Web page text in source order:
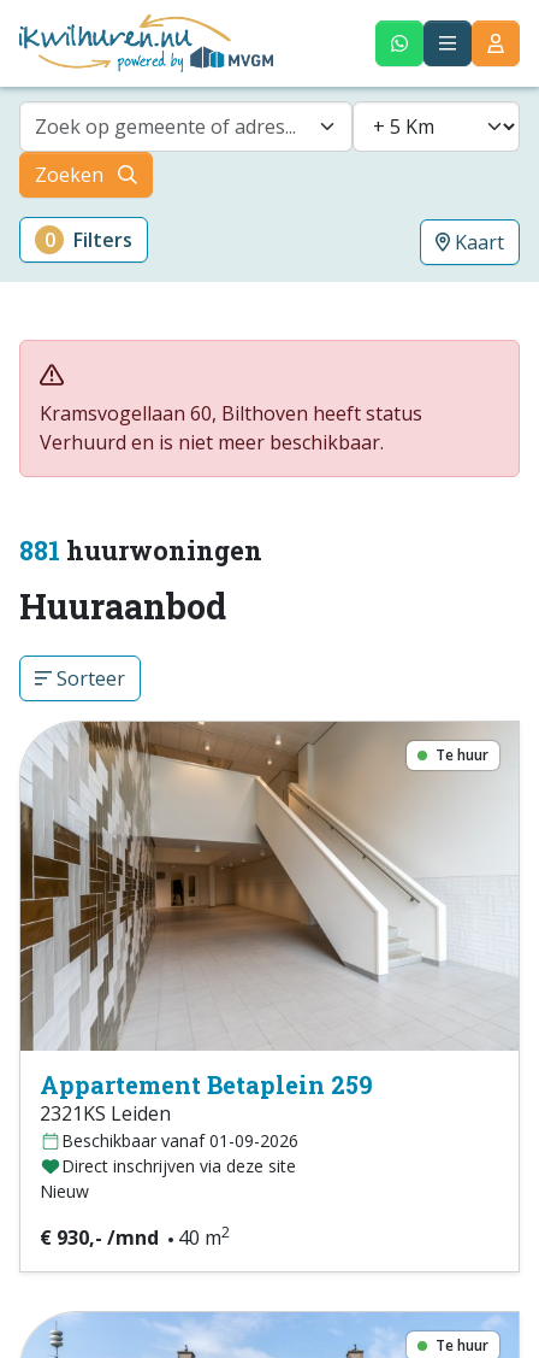
Zoek op gemeente of adres...
Zoeken
0 Filters Kaart
Kramsvogellaan 60, Bilthoven heeft status
Verhuurd en is niet meer beschikbaar.
881 huurwoningen
Huuraanbod
Sorteer
Te huur
Appartement Betaplein 259
2321KS Leiden
Beschikbaar vanaf 01-09-2026
Direct inschrijven via deze site
Nieuw
€ 930,- /mnd 40 m2
Te huur